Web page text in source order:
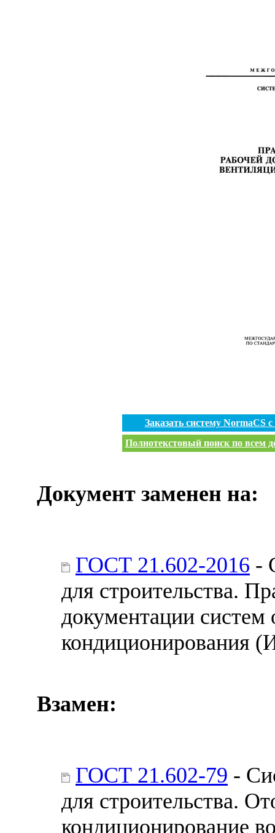
Заказать систему NormaCS
Полнотекстовый поиск по всем
Документ заменен на:
ГОСТ 21.602-2016 -
для строительства.
документации систем
кондиционирования
Взамен:
ГОСТ 21.602-79 -
для строительства.
кондиционирование